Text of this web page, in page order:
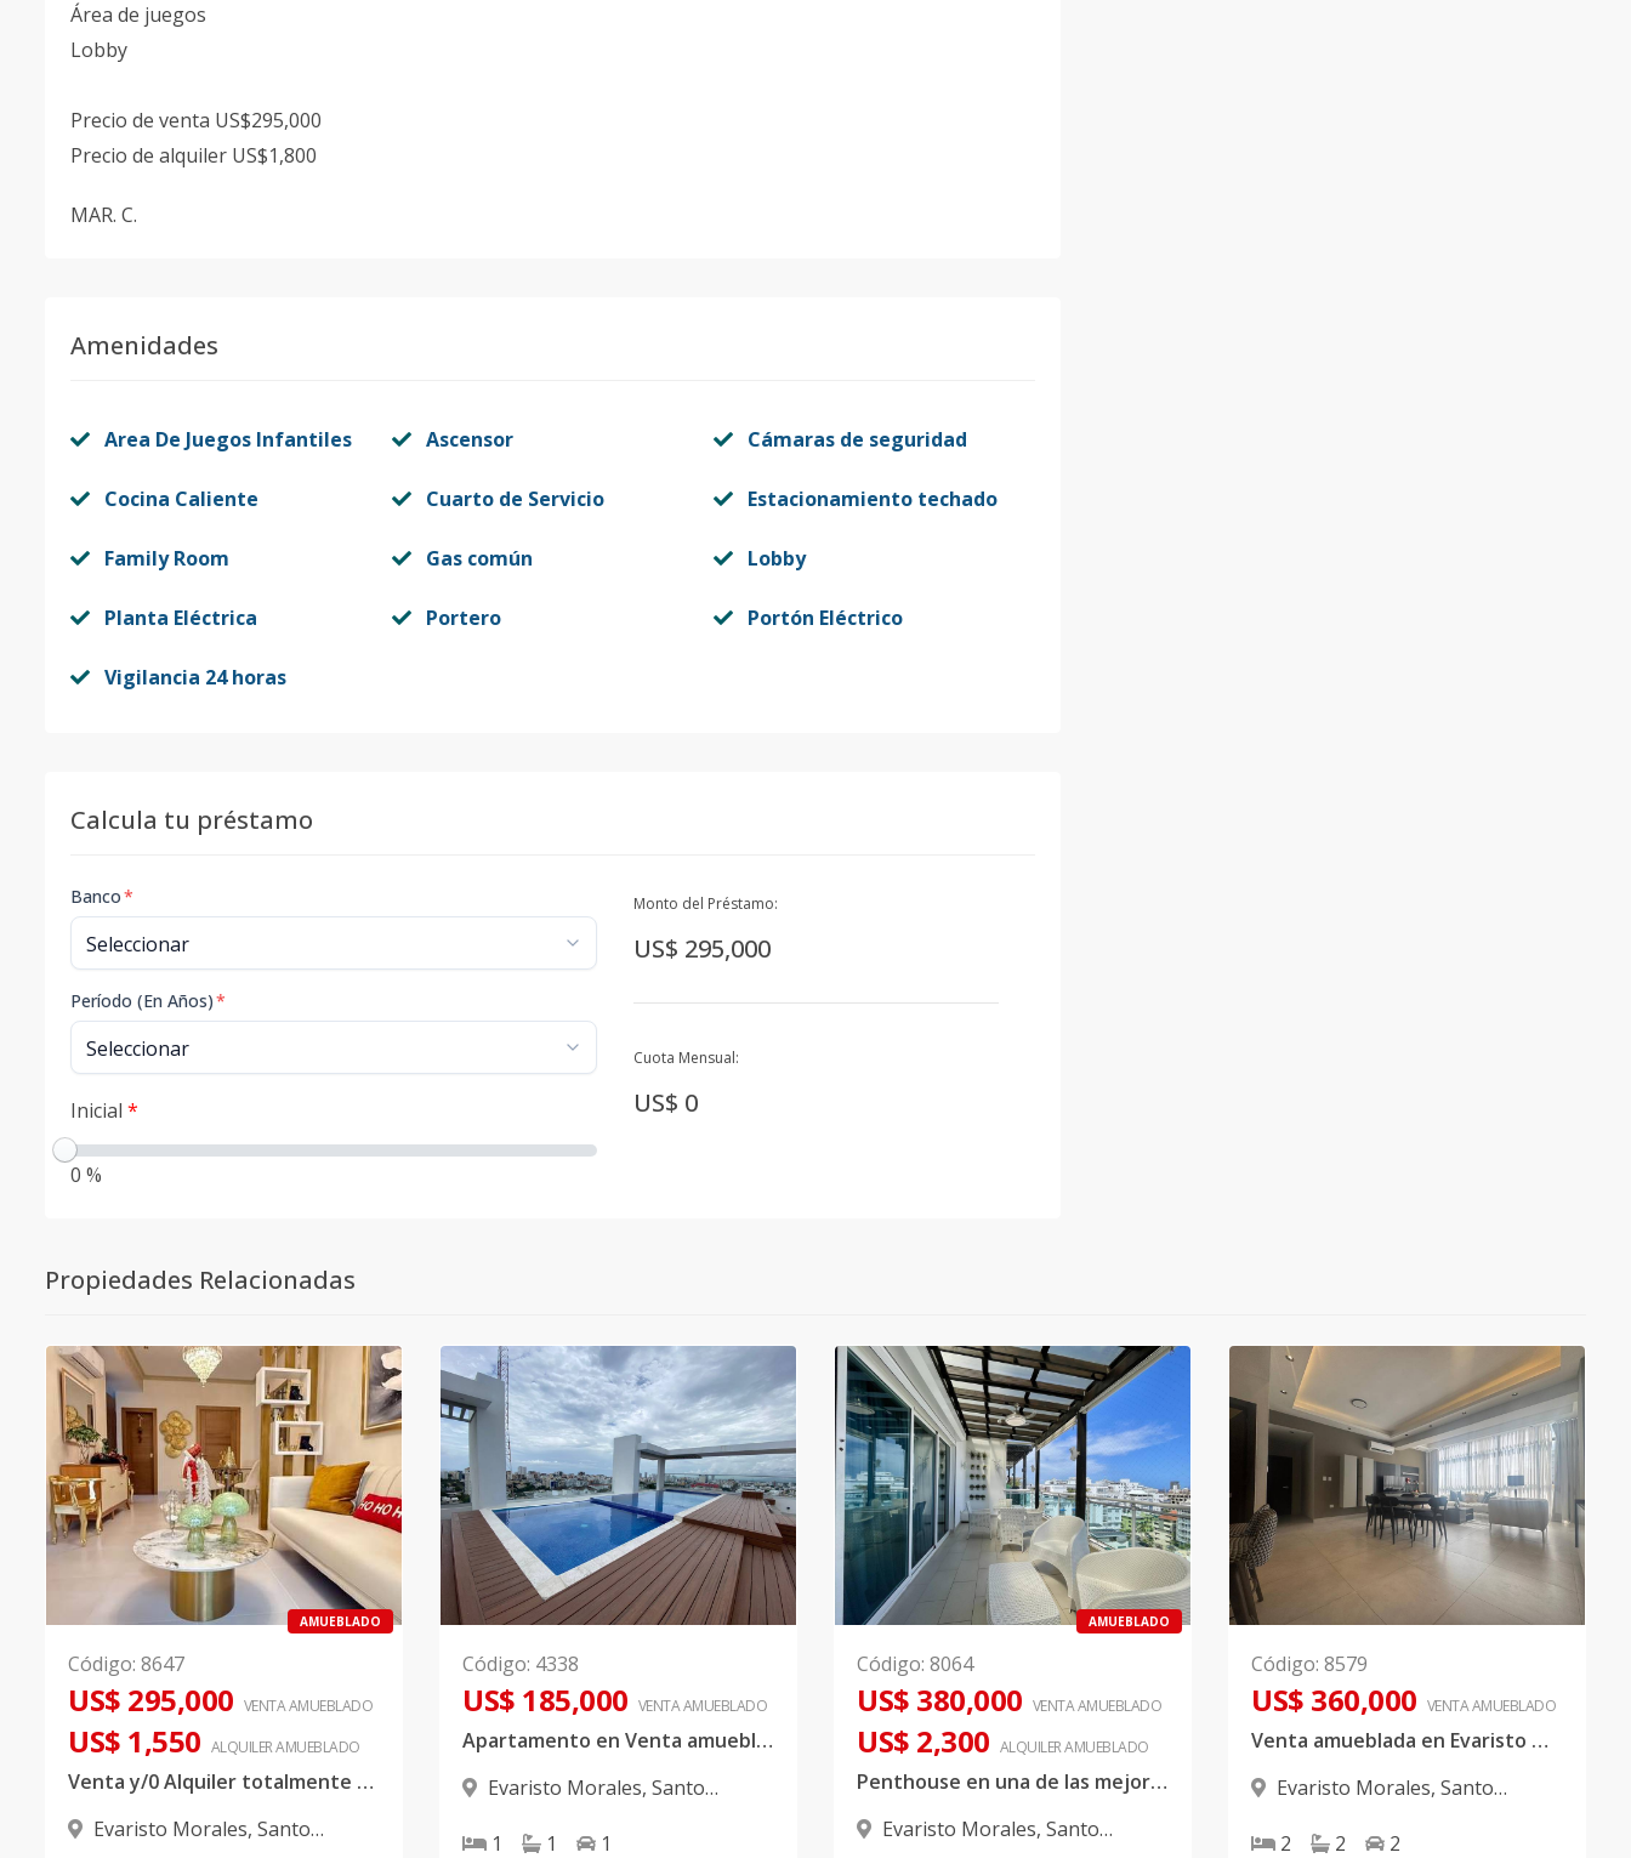
Área de juegos
Lobby
Precio de venta US$295,000
Precio de alquiler US$1,800
MAR. C.
Amenidades
Area De Juegos Infantiles Ascensor Cámaras de seguridad
Cocina Caliente Cuarto de Servicio Estacionamiento techado
Family Room Gas común Lobby
Planta Eléctrica Portero Portón Eléctrico
Vigilancia 24 horas
Calcula tu préstamo
Banco*
Período (En Años)*
Inicial *
0 %
Monto del Préstamo:
US$ 295,000
Cuota Mensual:
US$ 0
Propiedades Relacionadas
AMUEBLADO
Código: 8647
US$ 295,000 VENTA AMUEBLADO
US$ 1,550 ALQUILERAMUEBLADO
Venta y/0 Alquiler totalmente amueblada en Evaristo Morales
Evaristo Morales, Santo
Código: 4338
US$ 185,000 VENTA AMUEBLADO
Apartamento en Venta amueblado ubicado en Evaristo Morales
Evaristo Morales, Santo
1
1 1
AMUEBLADO
Código: 8064
US$ 380,000 VENTA AMUEBLADO
US$ 2,300 ALQUILERAMUEBLADO
Penthouse en una de las mejores zonas de Evaristo Morales
Evaristo Morales, Santo
Código: 8579
US$ 360,000 VENTA AMUEBLADO
Venta amueblada en Evaristo Morales
Evaristo Morales, Santo
2
2 2